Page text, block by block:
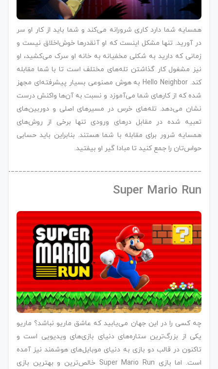
همسایه شما دارد کاری شرورانه می‌کند و شما باید از کار او سر
در آورید. تنها مشکل اینست که او آنقدرها خوش‌اخلاق نیست و
زمانی که دارید به شکلی مخفیانه به خانه او سرک می‌کشید، او
نیز مشغول کار گذاشتن تله‌های مختلف است تا با شما مقابله
کند. Hello Neighbor به هوش مصنوعی بسیار پیشرفته‌ای مجهز
شده که از کارهای شما می‌آموزد و نسبت به آن‌ها واکنش درست
نشان می‌دهد. تله‌های خرس در مسیرهای اصلی و دوربین‌های
تعبیه شده در مقابل درهای ورودی تنها برخی از روش‌های
همسایه شرور برای مقابله با شما هستند. بنابراین باید حسابی
حواس‌تان را جمع کنید تا مبادا گیر او بیفتید.
Super Mario Run
چه کسی را در این جهان می‌یابید که عاشق ماریو نباشد؟ ماریو
یکی از بزرگ‌ترین ستاره‌های دنیای بازی‌های ویدیویی است و
تاکنون در قالب دو بازی به دنیای موبایل‌های هوشمند نیز آمده
است. اما بازی Super Mario Run خالص‌ترین و بهترین بازی